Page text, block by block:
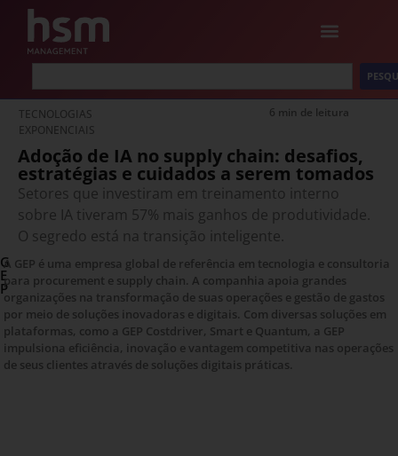
TECNOLOGIAS
EXPONENCIAIS
6 min de leitura
Adoção de IA no supply chain: desafios,
estratégias e cuidados a serem tomados
Setores que investiram em treinamento interno
sobre IA tiveram 57% mais ganhos de produtividade.
O segredo está na transição inteligente.
G
E
P
A GEP é uma empresa global de referência em tecnologia e consultoria
para procurement e supply chain. A companhia apoia grandes
organizações na transformação de suas operações e gestão de gastos
por meio de soluções inovadoras e digitais. Com diversas soluções em
plataformas, como a GEP Costdriver, Smart e Quantum, a GEP
impulsiona eficiência, inovação e vantagem competitiva nas operações
de seus clientes através de soluções digitais práticas.